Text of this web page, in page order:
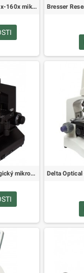
TPL Advanced ICD 10x-160x mikroskop TRINO
Levenhuk 850B biologický mikroskop (SKU: 24611)